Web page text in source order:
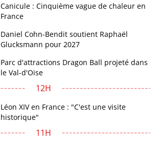
Canicule : Cinquième vague de chaleur en
France
Daniel Cohn-Bendit soutient Raphaël
Glucksmann pour 2027
Parc d'attractions Dragon Ball projeté dans
le Val-d'Oise
12H
Léon XIV en France : "C'est une visite
historique"
11H